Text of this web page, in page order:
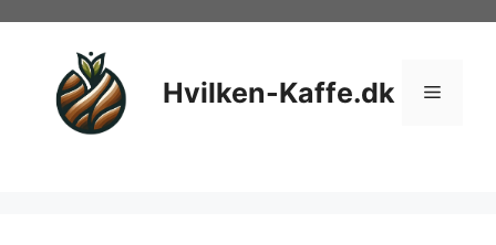
Hvilken-Kaffe.dk Menu